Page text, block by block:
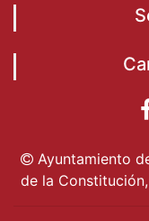
Ayuntamiento
de la Constitución,